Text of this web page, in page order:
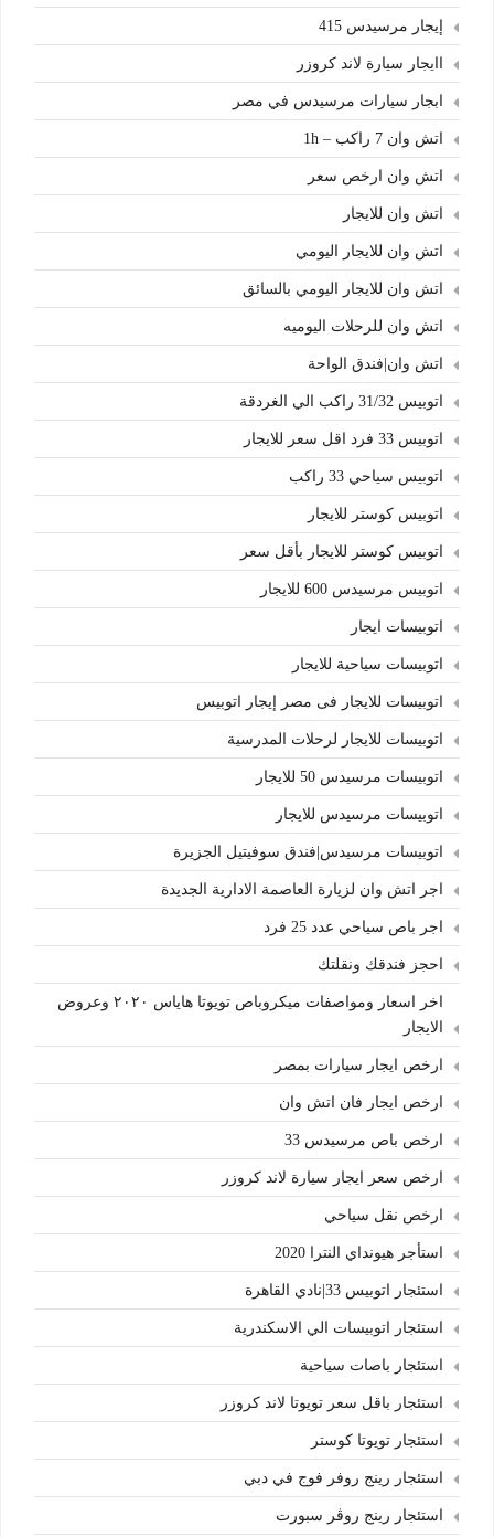
إيجار مرسيدس 415
اايجار سيارة لاند كروزر
ابجار سيارات مرسيدس في مصر
اتش وان 7 راكب – 1h
اتش وان ارخص سعر
اتش وان للايجار
اتش وان للايجار اليومي
اتش وان للايجار اليومي بالسائق
اتش وان للرحلات اليوميه
اتش وان|فندق الواحة
اتوبيس 31/32 راكب الي الغردقة
اتوبيس 33 فرد اقل سعر للايجار
اتوبيس سياحي 33 راكب
اتوبيس كوستر للايجار
اتوبيس كوستر للايجار بأقل سعر
اتوبيس مرسيدس 600 للايجار
اتوبيسات ايجار
اتوبيسات سياحية للايجار
اتوبيسات للايجار فى مصر إيجار اتوبيس
اتوبيسات للايجار لرحلات المدرسية
اتوبيسات مرسيدس 50 للايجار
اتوبيسات مرسيدس للايجار
اتوبيسات مرسيدس|فندق سوفيتيل الجزيرة
اجر اتش وان لزيارة العاصمة الادارية الجديدة
اجر باص سياحي عدد 25 فرد
احجز فندقك ونقلتك
اخر اسعار ومواصفات ميكروباص تويوتا هاياس ٢٠٢٠ وعروض
الايجار
ارخص ايجار سيارات بمصر
ارخص ايجار فان اتش وان
ارخص باص مرسيدس 33
ارخص سعر ايجار سيارة لاند كروزر
ارخص نقل سياحي
استأجر هيونداي النترا 2020
استئجار اتوبيس 33|نادي القاهرة
استئجار اتوبيسات الي الاسكندرية
استئجار باصات سياحية
استئجار باقل سعر تويوتا لاند كروزر
استئجار تويوتا كوستر
استئجار رينج روفر فوج في دبي
استئجار رينج روڤر سبورت